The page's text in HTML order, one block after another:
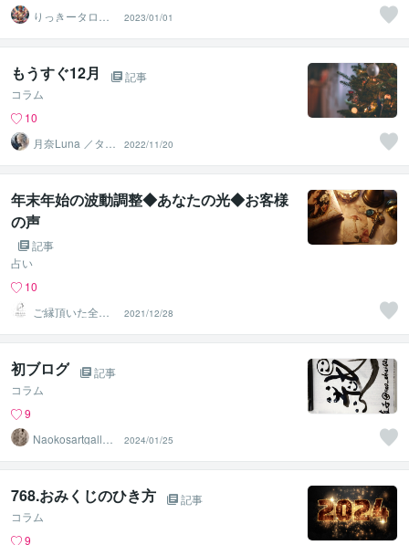
りっきータロッ
ト
2023/01/01
もうすぐ12月
記事
コラム
10
月奈Luna ／タロ
ット占い師
2022/11/20
年末年始の波動調整◆あなたの光◆お客様
の声
記事
占い
10
ご縁頂いた全て
の方に感謝申し
上げます✨
2021/12/28
初ブログ
記事
コラム
9
Naokosartgaller
2024/01/25
768.おみくじのひき方
記事
コラム
9